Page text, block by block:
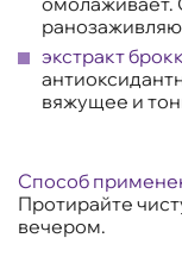
экстракт
вяжущее и
Способ
Протирайте
вечером.